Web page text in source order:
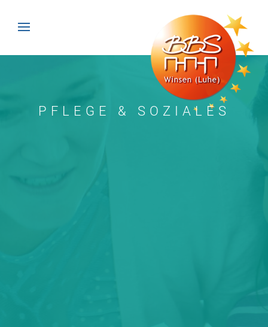
PFLEGE & SOZIALES